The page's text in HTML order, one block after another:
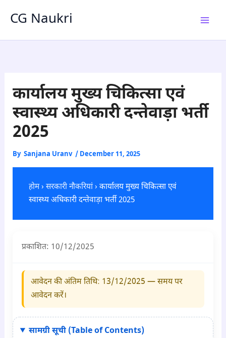
CG Naukri
कार्यालय मुख्य चिकित्सा एवं
स्वास्थ्य अधिकारी दन्तेवाड़ा भर्ती
2025
By Sanjana Uranv / December 11, 2025
होम› सरकारी नौकरियां› कार्यालय मुख्य चिकित्सा एवं
स्वास्थ्य अधिकारी दन्तेवाड़ा भर्ती 2025
प्रकाशित: 10/12/2025
आवेदन की अंतिम तिथि: 13/12/2025 — समय पर
आवेदन करें।
सामग्री सूची (Table of Contents)